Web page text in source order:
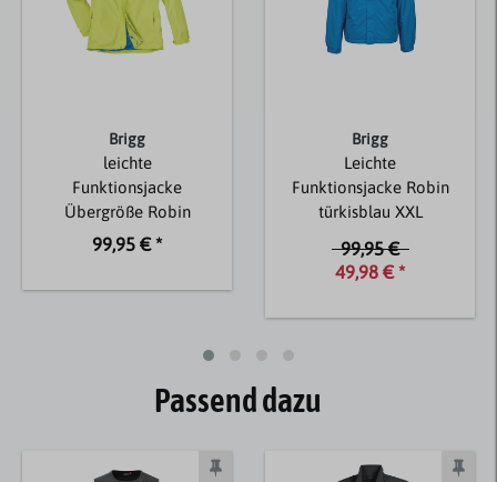
Brigg
leichte
Funktionsjacke
Übergröße Robin
limette
99,95 € *
Brigg
Leichte
Funktionsjacke Robin
türkisblau XXL
99,95 €
49,98 € *
Passend dazu